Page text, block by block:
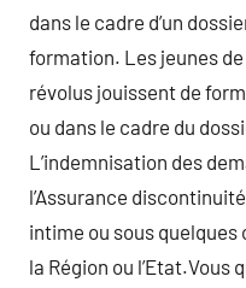
dans le cadre d’un
formation. Les jeunes
révolus jouissent de
ou dans le cadre du
L’indemnisation des
l’Assurance
intime ou sous quelques
la Région ou l’Etat.Vous